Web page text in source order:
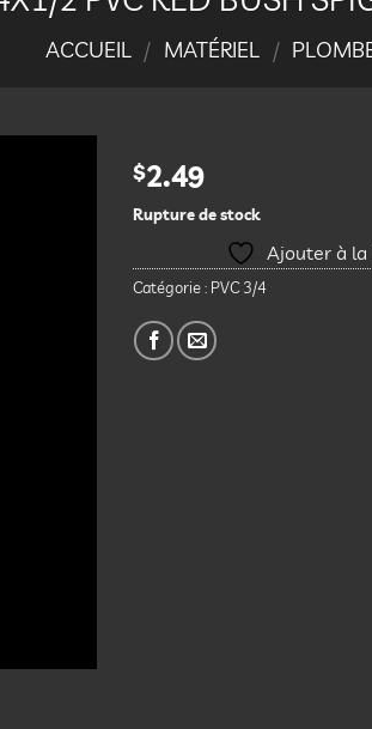
ACCUEIL / MATÉRIEL /
$2.49
Rupture de stock
Ajouter à la
Catégorie : PVC 3/4